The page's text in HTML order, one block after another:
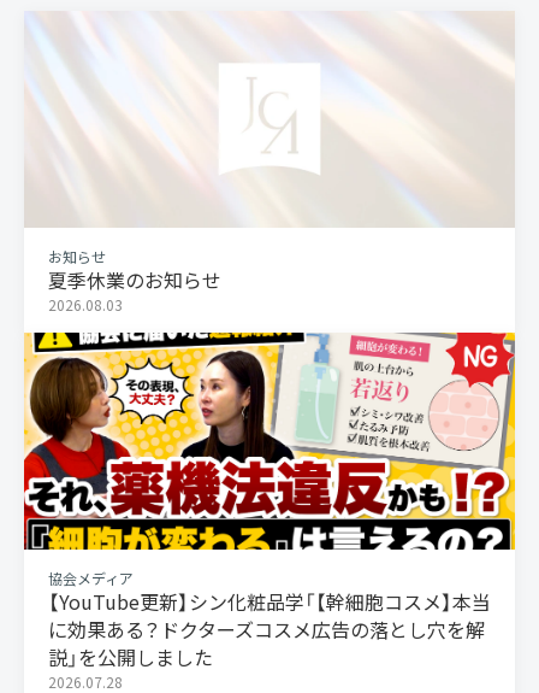
お知らせ
夏季休業のお知らせ
2026.08.03
協会メディア
【YouTube更新】シン化粧品学「【幹細胞コスメ】本当
に効果ある？ドクターズコスメ広告の落とし穴を解
説」を公開しました
2026.07.28